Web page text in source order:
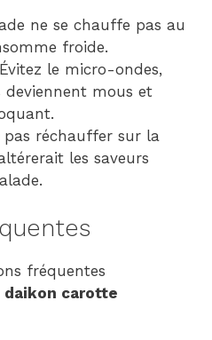
ne se chauffe pas au
froide.
le micro-ondes,
deviennent mous et
pas réchauffer sur la
les saveurs
fréquentes
daikon carotte